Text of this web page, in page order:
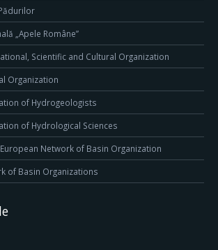
„Apele Române”
Scientific and Cultural Organization
Organization
of Hydrogeologists
of Hydrological Sciences
Network of Basin Organization
of Basin Organizations